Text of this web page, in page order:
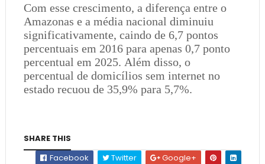
Com esse crescimento, a diferença entre o
Amazonas e a média nacional diminuiu
significativamente, caindo de 6,7 pontos
percentuais em 2016 para apenas 0,7 ponto
percentual em 2025. Além disso, o
percentual de domicílios sem internet no
estado recuou de 35,9% para 5,7%.
SHARE THIS
Facebook
Twitter Google+